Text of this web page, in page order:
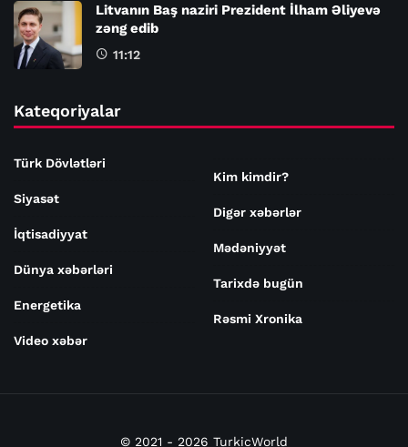
Litvanın Baş naziri Prezident İlham Əliyevə
zəng edib
11:12
Kateqoriyalar
Türk Dövlətləri
Siyasət
İqtisadiyyat
Dünya xəbərləri
Energetika
Video xəbər
Kim kimdir?
Digər xəbərlər
Mədəniyyət
Tarixdə bugün
Rəsmi Xronika
© 2021 - 2026 TurkicWorld